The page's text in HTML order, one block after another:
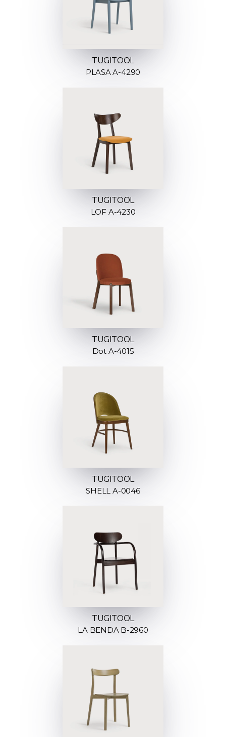
TUGITOOL
PLASA A-4290
TUGITOOL
LOF A-4230
TUGITOOL
Dot A-4015
TUGITOOL
SHELL A-0046
TUGITOOL
LA BENDA B-2960